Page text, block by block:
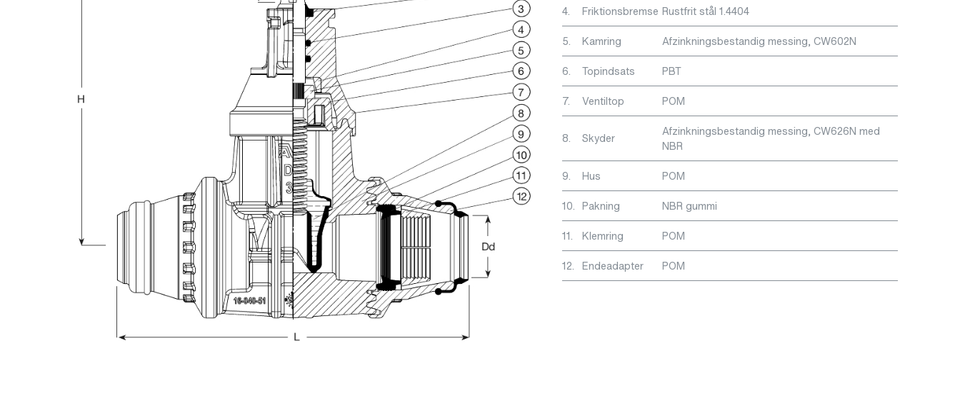
4.
Friktionsbremse Rustfrit stål 1.4404
5.
Kamring
Afzinkningsbestandig messing, CW602N
6.
Topindsats
PBT
7.
Ventiltop POM
8. Skyder
Afzinkningsbestandig messing, CW626N med
NBR
9.
Hus
POM
10. Pakning
NBR gummi
11.
Klemring
POM
12. Endeadapter POM